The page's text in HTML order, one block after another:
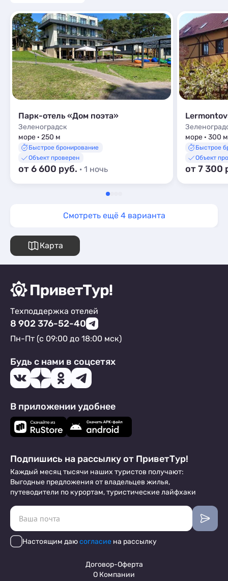
Парк-отель «Дом поэта»
Зеленоградск
море · 250 м
Быстрое бронирование
Объект проверен
от 6 600 руб. · 1 ночь
море · 300 м
Быстрое
Объект
от 7 300
Смотреть ещё 4 варианта
Карта
Техподдержка отелей
8 902 376-52-40
Пн-Пт (с 09:00 до 18:00 мск)
Будь с нами в соцсетях
В приложении удобнее
Подпишись на рассылку от ПриветТур!
Каждый месяц тысячи наших туристов получают:
Выгодные предложения от владельцев жилья,
путеводители по курортам, туристические лайфхаки
Настоящим даюсогласие на рассылку
Договор-Оферта
О Компании